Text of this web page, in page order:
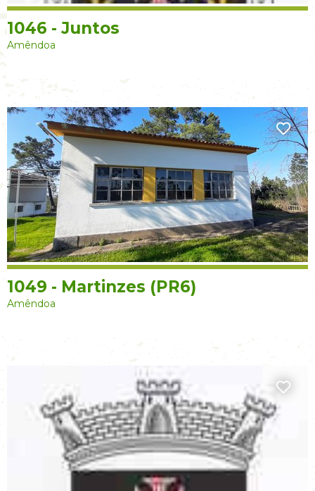
1046 - Juntos
Amêndoa
1049 - Martinzes (PR6)
Amêndoa